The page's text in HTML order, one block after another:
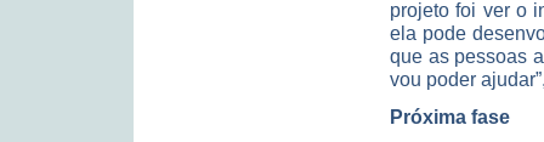
projeto foi ver o
ela pode
que as pessoas
vou poder
Próxima fase